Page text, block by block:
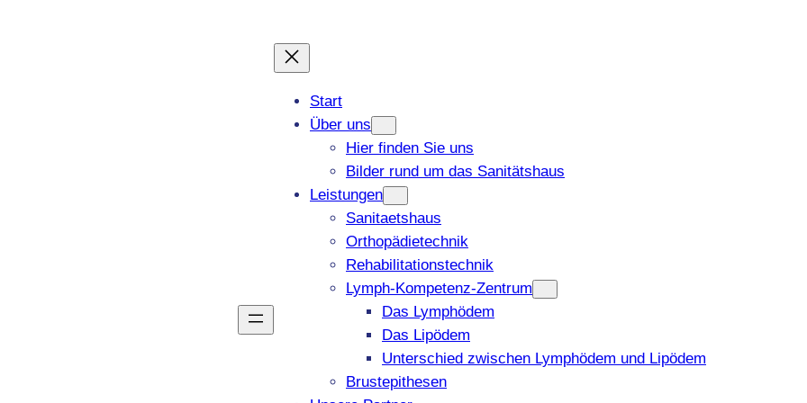
Start
Über uns
Hier finden Sie uns
Bilder rund um das Sanitätshaus
Leistungen
Sanitaetshaus
Orthopädietechnik
Rehabilitationstechnik
Lymph-Kompetenz-Zentrum
Das Lymphödem
Das Lipödem
Unterschied zwischen Lymphödem und Lipödem
Brustepithesen